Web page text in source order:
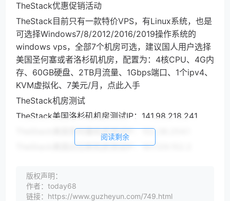
TheStack优惠促销活动
TheStack目前只有一款特价VPS，有Linux系统，也是
可选择Windows7/8/2012/2016/2019操作系统的
windows vps，全部7个机房可选，建议国人用户选择
美国圣何塞或者洛杉矶机房，配置为：4核CPU、4G内
存、60GB硬盘、2TB月流量、1Gbps端口、1个ipv4、
KVM虚拟化、7美元/月，点此入手
TheStack机房测试
TheStack美国洛杉矶机房测试IP：141.98.218.241
TheStack美国圣何塞机房测试IP：102.38.254.1
TheStack美国达拉斯机房测试IP：161.129.152.2
TheStack美国纽约机房测试IP：91.132.1.1
TheStack荷兰阿姆斯特丹机房测试IP：185.126.34.1
阅读剩余
版权声明：
作者：today68
链接：https://www.guzheyun.com/749.html